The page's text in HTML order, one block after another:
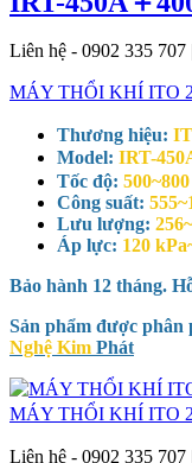
Liên hệ - 0902 335 707
MÁY THỔI KHÍ ITO
Thương hiệu:
Model: IRT-
Tốc độ:
Công suất:
Lưu lượng:
Áp lực: 120
Bảo hành 12 tháng.
Sản phẩm được phân
Nghệ Kim Phát
MÁY THỔI KHÍ ITO
Liên hệ - 0902 335 707